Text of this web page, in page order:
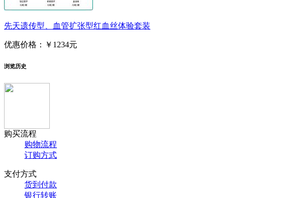
先天遗传型、血管扩张型红血丝体验套装
优惠价格： ￥1234元
浏览历史
购买流程
购物流程
订购方式
支付方式
货到付款
银行转账